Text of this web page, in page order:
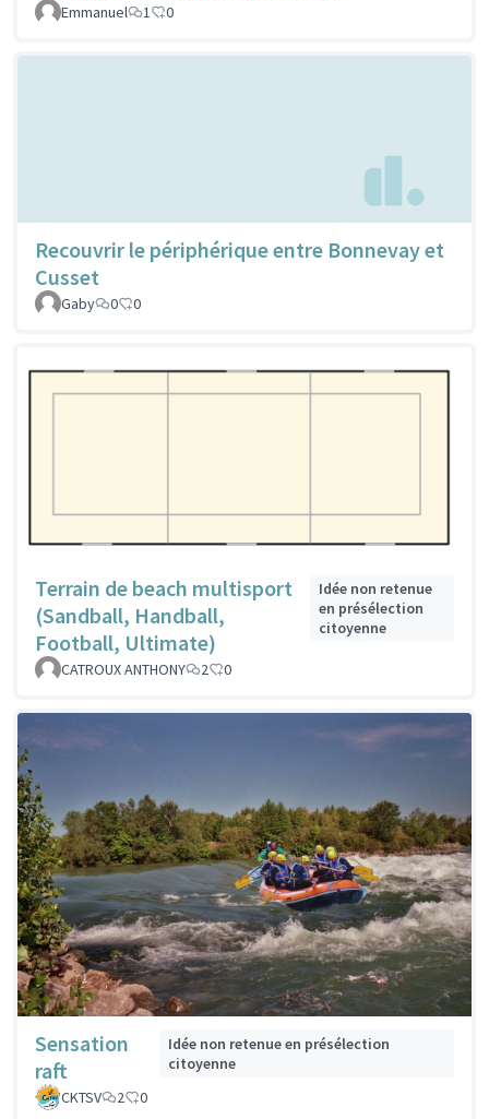
Emmanuel
1 0
Recouvrir le périphérique entre Bonnevay et
Cusset
Gaby 0 0
Terrain de beach multisport
(Sandball, Handball,
Football, Ultimate)
Idée non retenue
en présélection
citoyenne
CATROUX ANTHONY 2 0
Sensation
raft
Idée non retenue en présélection
citoyenne
CKTSV
2 0